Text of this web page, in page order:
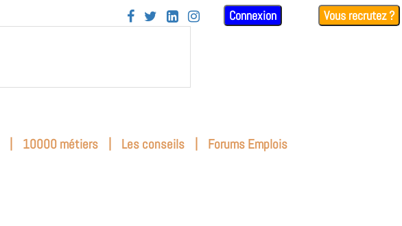
    Connexion Vous recrutez ?
| 10000 métiers | Les conseils | Forums Emplois